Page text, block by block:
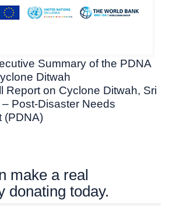
Summary of the PDNA
Ditwah
Report on Cyclone Ditwah, Sri
Post-Disaster Needs
(PDNA)
make a real
donating today.